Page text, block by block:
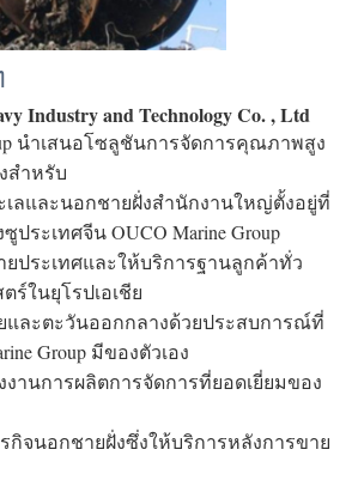
Industry and Technology Co. , Ltd
นำเสนอโซลูชันการจัดการคุณภาพสูง
สำหรับ
ลและนอกชายฝั่งสำนักงานใหญ่ตั้งอยู่ที่
ระเทศจีน OUCO Marine Group
ประเทศและให้บริการฐานลูกค้าทั่ว
ร์ในยุโรปเอเชีย
และตะวันออกกลางด้วยประสบการณ์ที่
Group มีของตัวเอง
านการผลิตการจัดการที่ยอดเยี่ยมของ
จนอกชายฝั่งซึ่งให้บริการหลังการขาย